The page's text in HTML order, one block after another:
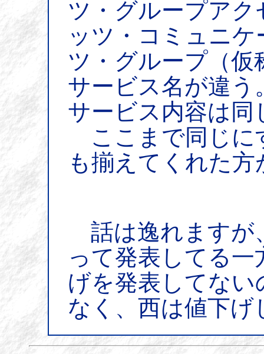
ツ・グループア
ッツ・コミュニ
ツ・グループ（仮
サービス名が違う
サービス内容は同
ここまで同じに
も揃えてくれた
話は逸れますが
って発表してる
げを発表してな
なく、西は値下